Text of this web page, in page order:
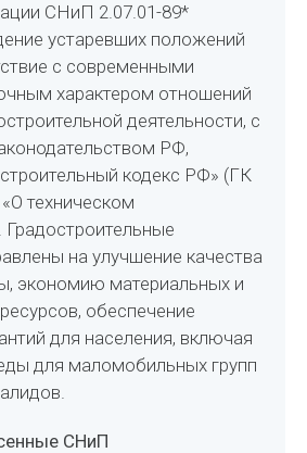
СНиП 2.07.01-89*
устаревших положений
с современными
характером отношений
деятельности, с
РФ,
кодекс РФ» (ГК
техническом
Градостроительные
на улучшение качества
экономию материальных и
обеспечение
для населения, включая
для маломобильных групп
СНиП